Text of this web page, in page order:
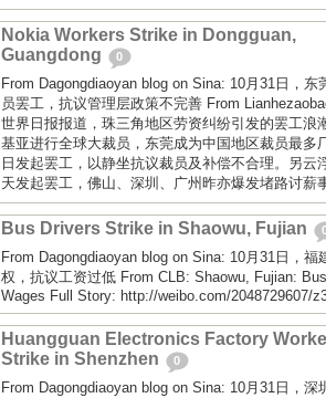
Nokia Workers Strike in Dongguan,
Guangdong
0
From Dagongdiaoyan blog on Sina: 10月31日，
员罢工，抗议管理层政策不完善 From
世界日报报道，珠三角地区劳资纠纷引发的罢工浪
基亚进行全球大裁员，东莞成为中国地区裁员最多
日发起罢工，以静坐抗议裁员及补偿不合理。另云
天发起罢工，佛山、深圳、广州昨亦爆发堵路讨薪
Bus Drivers Strike in Shaowu, Fujian
From Dagongdiaoyan blog on Sina: 10月31日，
权，抗议工资过低 From CLB: Shaowu, Fujian:
Wages Full Story: http://weibo.com/2048729607/
Huangguan Electronics Factory
Strike in Shenzhen
0
From Dagongdiaoyan blog on Sina: 10月31日，